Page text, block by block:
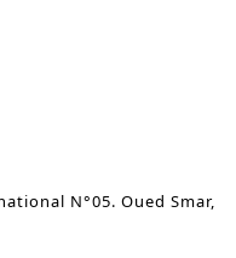
N°05. Oued Smar,